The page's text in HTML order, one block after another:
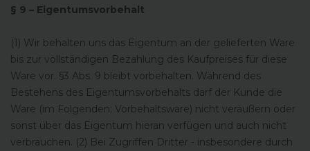
§ 9 – Eigentumsvorbehalt
(1) Wir behalten uns das Eigentum an der gelieferten Ware
bis zur vollständigen Bezahlung des Kaufpreises für diese
Ware vor. §3 Abs. 9 bleibt vorbehalten. Während des
Bestehens des Eigentumsvorbehalts darf der Kunde die
Ware (im Folgenden: Vorbehaltsware) nicht veräußern oder
sonst über das Eigentum hieran verfügen und auch nicht
verbrauchen. (2) Bei Zugriffen Dritter - insbesondere durch